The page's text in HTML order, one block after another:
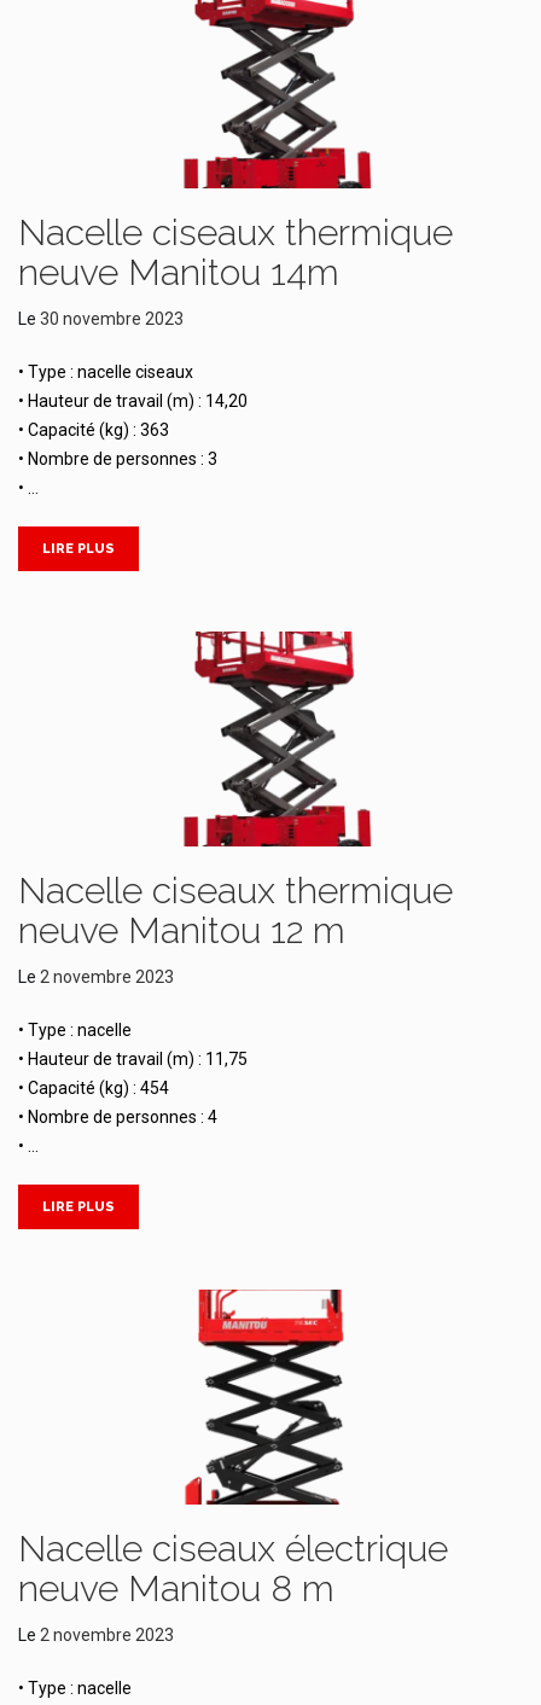
Nacelle ciseaux thermique
neuve Manitou 14m
Le 30 novembre 2023
• Type : nacelle ciseaux
• Hauteur de travail (m) : 14,20
• Capacité (kg) : 363
• Nombre de personnes : 3
• …
LIRE PLUS
Nacelle ciseaux thermique
neuve Manitou 12 m
Le 2 novembre 2023
• Type : nacelle
• Hauteur de travail (m) : 11,75
• Capacité (kg) : 454
• Nombre de personnes : 4
• …
LIRE PLUS
Nacelle ciseaux électrique
neuve Manitou 8 m
Le 2 novembre 2023
• Type : nacelle